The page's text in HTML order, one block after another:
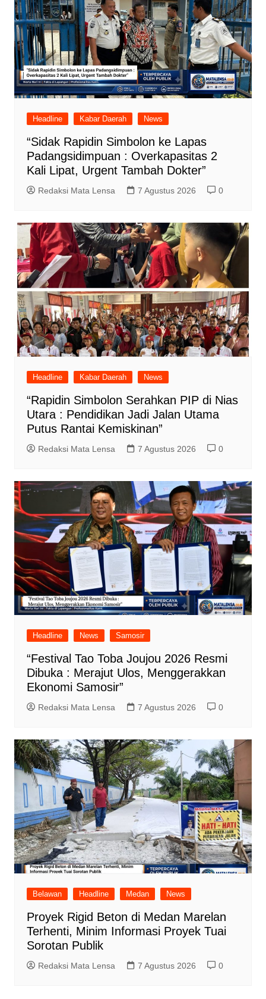
Headline Kabar Daerah News
“Sidak Rapidin Simbolon ke Lapas
Padangsidimpuan : Overkapasitas 2
Kali Lipat, Urgent Tambah Dokter”
Redaksi Mata Lensa 7 Agustus 2026 0
Headline Kabar Daerah News
“Rapidin Simbolon Serahkan PIP di Nias
Utara : Pendidikan Jadi Jalan Utama
Putus Rantai Kemiskinan”
Redaksi Mata Lensa 7 Agustus 2026 0
Headline News Samosir
“Festival Tao Toba Joujou 2026 Resmi
Dibuka : Merajut Ulos, Menggerakkan
Ekonomi Samosir”
Redaksi Mata Lensa 7 Agustus 2026 0
Belawan Headline Medan News
Proyek Rigid Beton di Medan Marelan
Terhenti, Minim Informasi Proyek Tuai
Sorotan Publik
Redaksi Mata Lensa 7 Agustus 2026 0